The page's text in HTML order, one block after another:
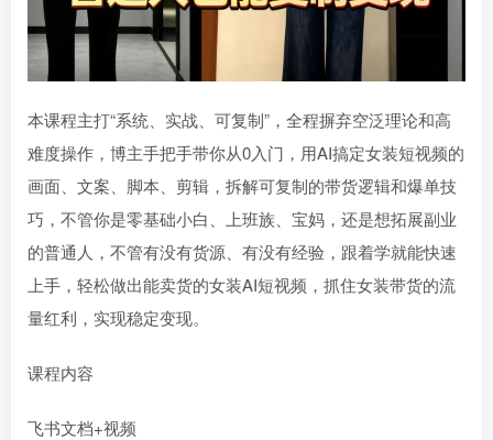
本课程主打“系统、实战、可复制”，全程摒弃空泛理论和高
难度操作，博主手把手带你从0入门，用AI搞定女装短视频的
画面、文案、脚本、剪辑，拆解可复制的带货逻辑和爆单技
巧，不管你是零基础小白、上班族、宝妈，还是想拓展副业
的普通人，不管有没有货源、有没有经验，跟着学就能快速
上手，轻松做出能卖货的女装AI短视频，抓住女装带货的流
量红利，实现稳定变现。
课程内容
飞书文档+视频